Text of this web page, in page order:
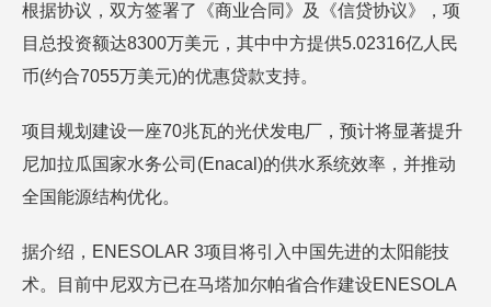
根据协议，双方签署了《商业合同》及《信贷协议》，项
目总投资额达8300万美元，其中中方提供5.02316亿人民
币(约合7055万美元)的优惠贷款支持。
项目规划建设一座70兆瓦的光伏发电厂，预计将显著提升
尼加拉瓜国家水务公司(Enacal)的供水系统效率，并推动
全国能源结构优化。
据介绍，ENESOLAR 3项目将引入中国先进的太阳能技
术。目前中尼双方已在马塔加尔帕省合作建设ENESOLA